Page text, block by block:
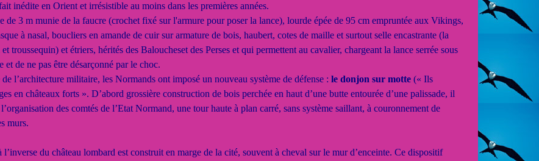
inédite en Orient et irrésistible au moins dans les premières années.
de 3 m munie de la faucre (crochet fixé sur l'armure pour poser la lance), lourde épée de 95 cm empruntée aux Vikings,
à nasal, boucliers en amande de cuir sur armature de bois, haubert, cotes de maille et surtout selle encastrante (la
troussequin) et étriers, hérités des Baloucheset des Perses et qui permettent au cavalier, chargeant la lance serrée sous
et de ne pas être désarçonné par le choc.
l’architecture militaire, les Normands ont imposé un nouveau système de défense :le donjon sur motte(« Ils
en châteaux forts ». D’abord grossière construction de bois perchée en haut d’une butte entourée d’une palissade, il
des comtés de l’Etat Normand, une tour haute à plan carré, sans système saillant, à couronnement de
murs.
l’inverse du château lombard est construit en marge de la cité, souvent à cheval sur le mur d’enceinte. Ce dispositif